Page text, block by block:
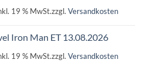
19 % MwSt.zzgl. Versandkosten
Iron Man ET 13.08.2026
19 % MwSt.zzgl. Versandkosten